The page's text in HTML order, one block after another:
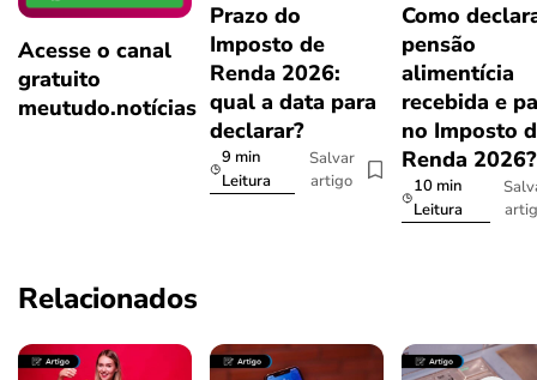
Acesse o canal
gratuito
meutudo.notícias
Prazo do
Imposto de
Renda 2026:
qual a data para
declarar?
9 min
Leitura
Salvar
artigo
Como
pensão
alimentícia
recebida e
no Imposto
Renda
10 min
Leitura
Relacionados